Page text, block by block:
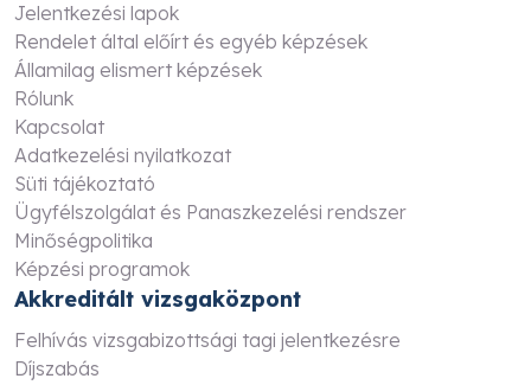
Jelentkezési lapok
Rendelet által előírt és egyéb képzések
Államilag elismert képzések
Rólunk
Kapcsolat
Adatkezelési nyilatkozat
Süti tájékoztató
Ügyfélszolgálat és Panaszkezelési rendszer
Minőségpolitika
Képzési programok
Akkreditált vizsgaközpont
Felhívás vizsgabizottsági tagi jelentkezésre
Díjszabás